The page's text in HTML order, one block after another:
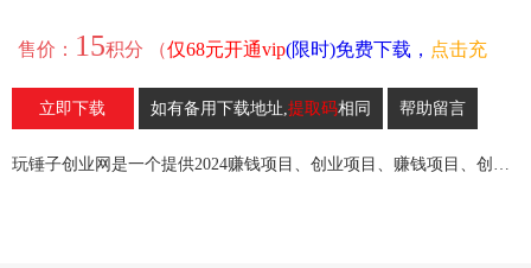
售价： 15积分 （仅68元开通vip(限时)免费下载， 点击充
）
立即下载 如有备用下载地址,提取码相同 帮助留言
玩锤子创业网是一个提供2024赚钱项目、创业项目、赚钱项目、创业赚钱教程、引流教程的创业网,欢迎来玩锤子创业网！